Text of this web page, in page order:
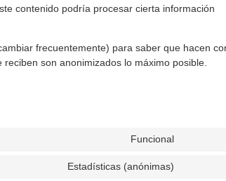
contenido podría procesar cierta información
frecuentemente) para saber que hacen
son anonimizados lo máximo posible.
Funcional
Estadísticas (anónimas)